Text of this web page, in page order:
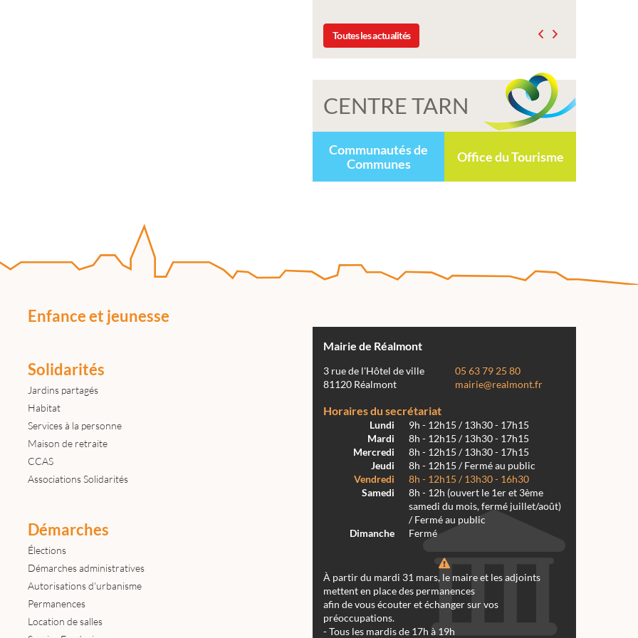
Toutes les actualités
CENTRE TARN
Communautés de
Communes
Office du Tourisme
Enfance et jeunesse
Solidarités
Jardins partagés
Habitat
Services à la personne
Maison de retraite
CCAS
Associations Solidarités
Démarches
Élections
Démarches administratives
Autorisations d'urbanisme
Permanences
Location de salles
Mairie de Réalmont
3 rue de l'Hôtel de ville
81120 Réalmont
05 63 79 25 80
mairie@realmont.fr
Horaires du secrétariat
Lundi
9h - 12h15 / 13h30 - 17h15
Mardi
8h - 12h15 / 13h30 - 17h15
Mercredi
8h - 12h15 / 13h30 - 17h15
Jeudi
8h - 12h15 / Fermé au public
Vendredi
8h - 12h15 / 13h30 - 16h30
Samedi
8h - 12h (ouvert le 1er et 3ème
samedi du mois, fermé juillet/août)
/ Fermé au public
Dimanche
Fermé
À partir du mardi 31 mars, le maire et les adjoints
mettent en place des permanences
afin de vous écouter et échanger sur vos
préoccupations.
- Tous les mardis de 17h à 19h